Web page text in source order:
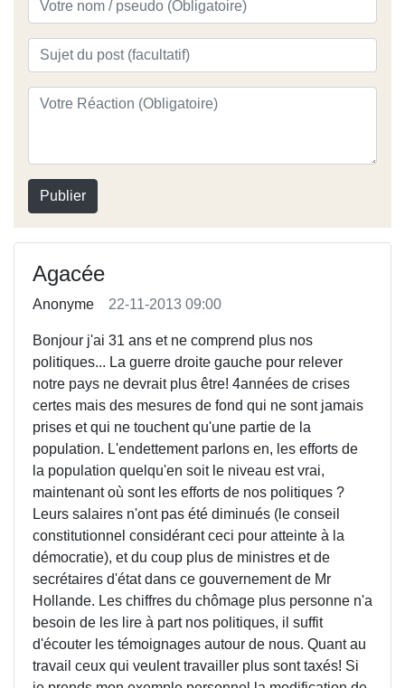
Publier
Agacée
Anonyme 22-11-2013 09:00
Bonjour j'ai 31 ans et ne comprend plus nos
politiques... La guerre droite gauche pour relever
notre pays ne devrait plus être! 4années de crises
certes mais des mesures de fond qui ne sont jamais
prises et qui ne touchent qu'une partie de la
population. L'endettement parlons en, les efforts de
la population quelqu'en soit le niveau est vrai,
maintenant où sont les efforts de nos politiques ?
Leurs salaires n'ont pas été diminués (le conseil
constitutionnel considérant ceci pour atteinte à la
démocratie), et du coup plus de ministres et de
secrétaires d'état dans ce gouvernement de Mr
Hollande. Les chiffres du chômage plus personne n'a
besoin de les lire à part nos politiques, il suffit
d'écouter les témoignages autour de nous. Quant au
travail ceux qui veulent travailler plus sont taxés! Si